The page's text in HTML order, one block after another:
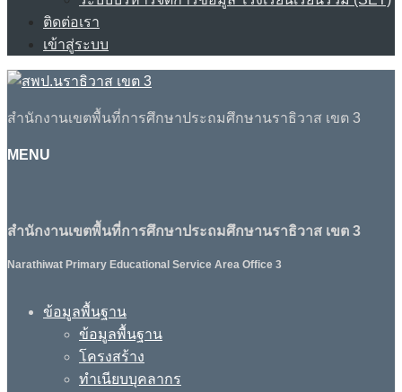
ติดต่อเรา
เข้าสู่ระบบ
สำนักงานเขตพื้นที่การศึกษาประถมศึกษานราธิวาส เขต 3
MENU
สำนักงานเขตพื้นที่การศึกษาประถมศึกษานราธิวาส เขต 3
Narathiwat Primary Educational Service Area Office 3
ข้อมูลพื้นฐาน
ข้อมูลพื้นฐาน
โครงสร้าง
ทำเนียบบุคลากร